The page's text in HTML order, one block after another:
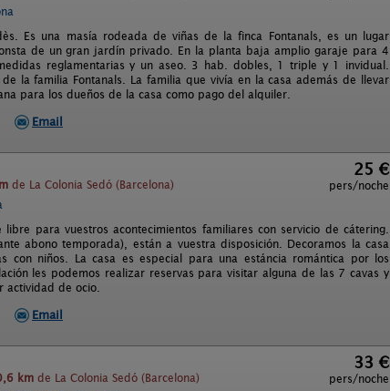
Es una masía rodeada de viñas de la finca Fontanals, es un lugar
de un gran jardín privado. En la planta baja amplio garaje para 4
reglamentarias y un aseo. 3 hab. dobles, 1 triple y 1 invidual.
la familia Fontanals. La familia que vivía en la casa además de llevar
para los dueños de la casa como pago del alquiler.
Email
de La Colonia Sedó (Barcelona)
25 €
pers/noche
para vuestros acontecimientos familiares con servicio de cátering.
abono temporada), están a vuestra disposición. Decoramos la casa
con niños. La casa es especial para una estáncia romántica por los
les podemos realizar reservas para visitar alguna de las 7 cavas y
actividad de ocio.
Email
km de La Colonia Sedó (Barcelona)
33 €
pers/noche